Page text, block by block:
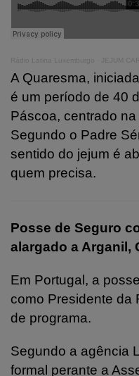
Rádio Latina Luxemburgo JEJUM
A Quaresma,
é um período de 40
Páscoa, centrado
Segundo o Padre
sentido do jejum é
quem precisa.
Posse de Seguro
alargado a Arganil,
Em Portugal, a
como Presidente da
de programa.
Segundo a agência
formal perante a